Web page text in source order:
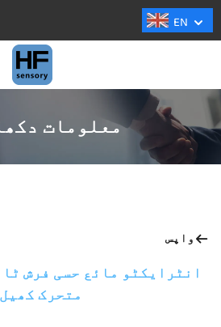
EN
معلومات
واپس
انٹرایکٹو مائع حسی فرش
متحرک کھیل